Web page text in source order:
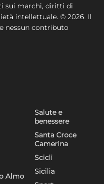
sui marchi, diritti di
intellettuale. © 2026. Il
nessun contributo
Almo
Salute e
benessere
Santa Croce
Camerina
Scicli
Sicilia